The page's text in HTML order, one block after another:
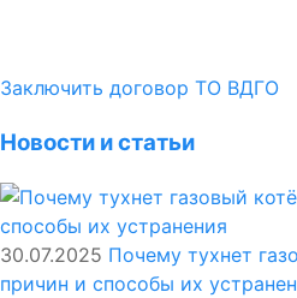
Заключить договор ТО ВДГО
Новости и статьи
30.07.2025 Почему тухнет
причин и способы их